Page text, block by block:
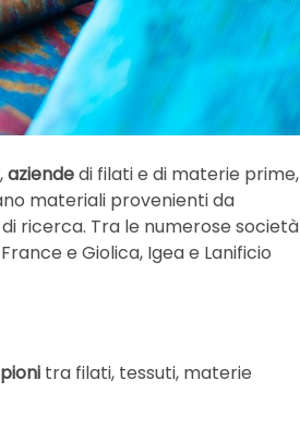
,aziendedi filati e di materie prime,
materiali provenienti da
ricerca. Tra le numerose società
e Giolica, Igea e Lanificio
tra filati, tessuti, materie